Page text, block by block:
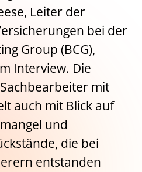
Leiter der
bei der
Group (BCG),
Interview. Die
mit
auch mit Blick auf
und
die bei
entstanden